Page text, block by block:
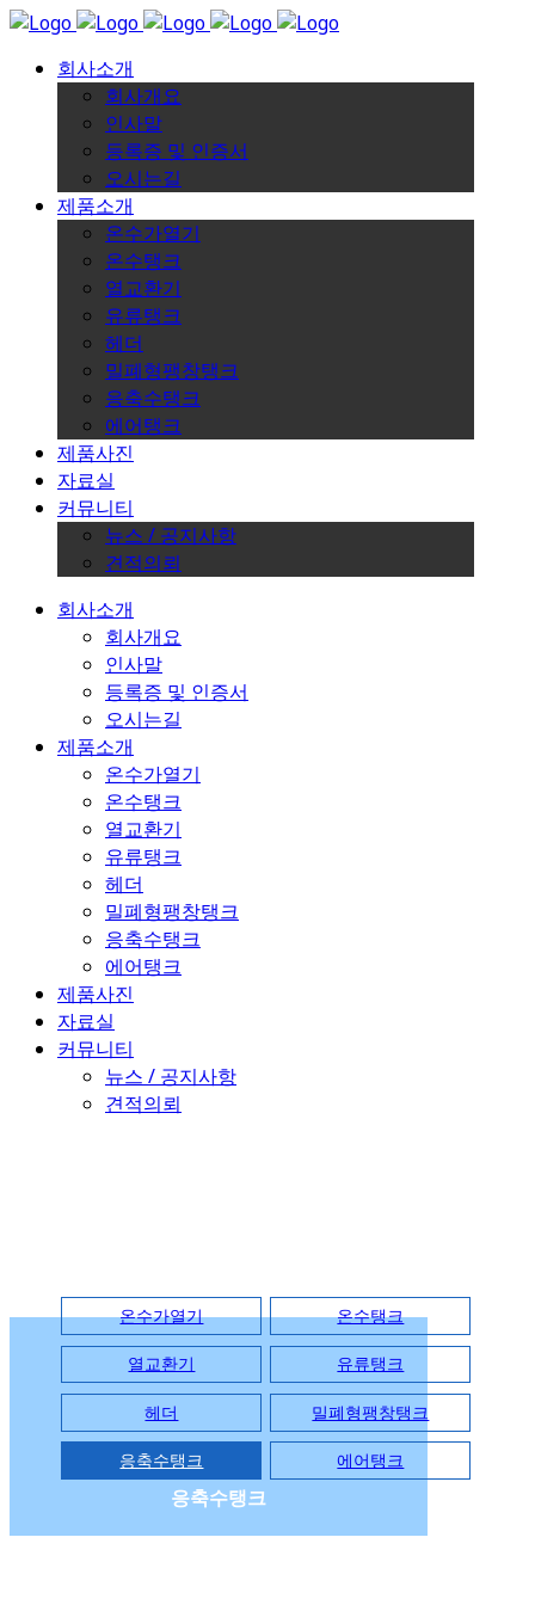
회사소개
회사개요
인사말
등록증 및 인증서
오시는길
제품소개
온수가열기
온수탱크
열교환기
유류탱크
헤더
밀폐형팽창탱크
응축수탱크
에어탱크
제품사진
자료실
커뮤니티
뉴스 / 공지사항
견적의뢰
회사소개
회사개요
인사말
등록증 및 인증서
오시는길
제품소개
온수가열기
온수탱크
열교환기
유류탱크
헤더
밀폐형팽창탱크
응축수탱크
에어탱크
제품사진
자료실
커뮤니티
뉴스 / 공지사항
견적의뢰
온수가열기 온수탱크
열교환기 유류탱크
헤더 밀폐형팽창탱크
응축수탱크 에어탱크
응축수탱크